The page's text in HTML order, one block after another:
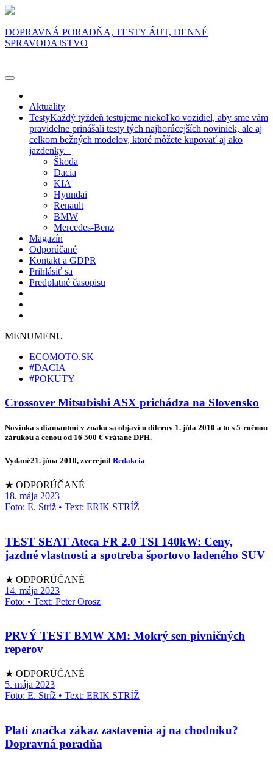
DOPRAVNÁ PORADŇA, TESTY ÁUT, DENNÉ
SPRAVODAJSTVO
Aktuality
TestyKaždý týždeň testujeme niekoľko vozidiel, aby sme vám
pravidelne prinášali testy tých najhorúcejších noviniek, ale aj
celkom bežných modelov, ktoré môžete kupovať aj ako
jazdenky.
Škoda
Dacia
KIA
Hyundai
Renault
BMW
Mercedes-Benz
Magazín
Odporúčané
Kontakt a GDPR
Prihlásiť sa
Predplatné časopisu
MENUMENU
ECOMOTO.SK
#DACIA
#POKUTY
Crossover Mitsubishi ASX prichádza na Slovensko
Novinka s diamantmi v znaku sa objaví u dílerov 1. júla 2010 a to s 5-ročnou
zárukou a cenou od 16 500 € vrátane DPH.
Vydané21. júna 2010, zverejnil Redakcia
★ ODPORÚČANÉ
18. mája 2023
Foto: E. Stríž • Text: ERIK STRÍŽ
TEST SEAT Ateca FR 2.0 TSI 140kW: Ceny,
jazdné vlastnosti a spotreba športovo ladeného SUV
★ ODPORÚČANÉ
14. mája 2023
Foto: • Text: Peter Orosz
PRVÝ TEST BMW XM: Mokrý sen pivničných
reperov
★ ODPORÚČANÉ
5. mája 2023
Foto: E. Stríž • Text: ERIK STRÍŽ
Platí značka zákaz zastavenia aj na chodníku?
Dopravná poradňa